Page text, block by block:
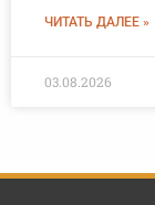
ЧИТАТЬ ДАЛЕЕ »
03.08.2026